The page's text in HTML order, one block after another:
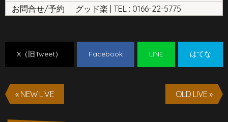
お問合せ/予約
グッド楽 | TEL : 0166-22-5775
X（旧Tweet） Facebook LINE はてな
« NEW LIVE OLD LIVE »